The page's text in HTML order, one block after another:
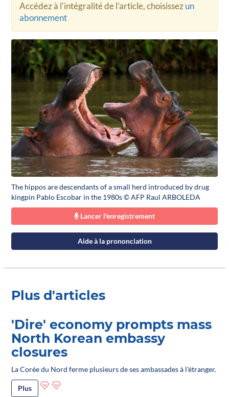
Accédez à l'intégralité de l'article, choisissezun
abonnement
The hippos are descendants of a small herd introduced by drug
kingpin Pablo Escobar in the 1980s © AFP Raul ARBOLEDA
Lancer l'enregistrement
Aide à la prononciation
Plus d'articles
'Dire' economy prompts mass
North Korean embassy
closures
La Corée du Nord ferme plusieurs de ses ambassades à l'étranger.
Plus